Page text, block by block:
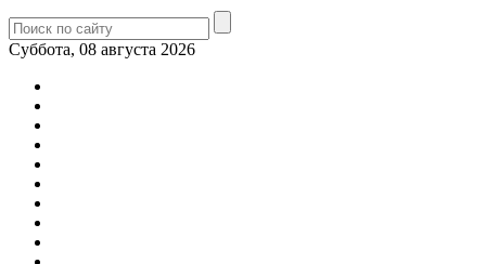
Суббота, 08 августа 2026